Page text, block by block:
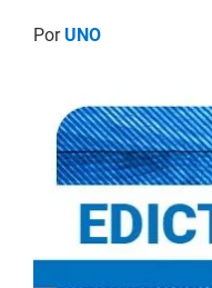
PorUNO